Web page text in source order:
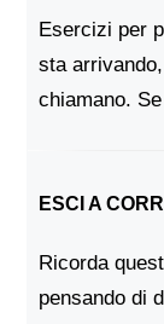
Esercizi per
sta
chiamano.
mettere in...
ESCI A
Ricorda
pensando di